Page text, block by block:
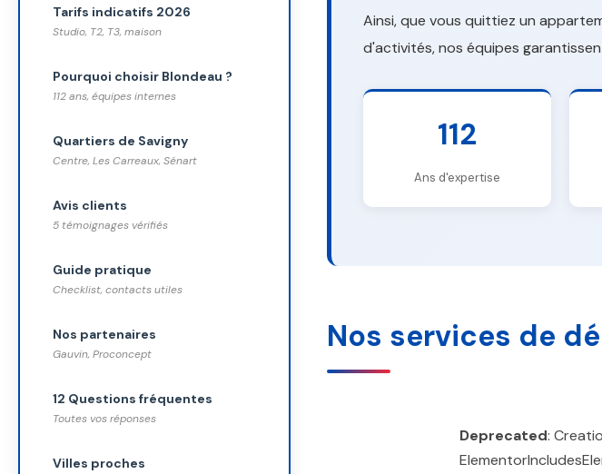
Tarifs indicatifs 2026
Studio, T2, T3, maison
Pourquoi choisir Blondeau ?
112 ans, équipes internes
Quartiers de Savigny
Centre, Les Carreaux, Sénart
Avis clients
5 témoignages vérifiés
Guide pratique
Checklist, contacts utiles
Nos partenaires
Gauvin, Proconcept
12 Questions fréquentes
Toutes vos réponses
Villes proches
Ainsi, que vous quittiez un
d'activités, nos équipes
112
Ans d'expertise
Nos services de
Deprecated: